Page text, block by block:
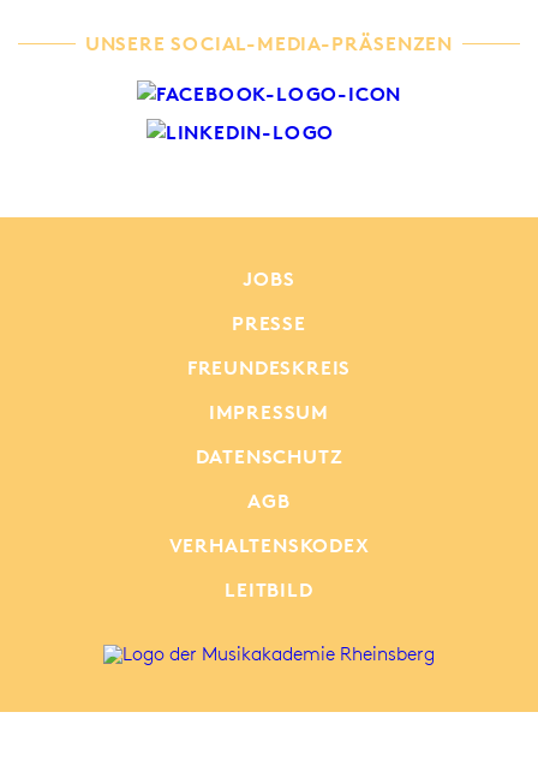
UNSERE SOCIAL-MEDIA-PRÄSENZEN
JOBS
PRESSE
FREUNDESKREIS
IMPRESSUM
DATENSCHUTZ
AGB
VERHALTENSKODEX
LEITBILD